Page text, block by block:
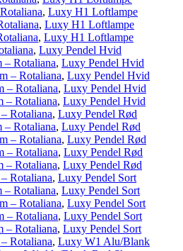
, Luxy H1 Loftlampe
, Luxy H1 Loftlampe
, Luxy H1 Loftlampe
, Luxy Pendel Hvid
Rotaliana, Luxy Pendel Hvid
– Rotaliana, Luxy Pendel Hvid
– Rotaliana, Luxy Pendel Hvid
– Rotaliana, Luxy Pendel Hvid
Rotaliana, Luxy Pendel Rød
Rotaliana, Luxy Pendel Rød
– Rotaliana, Luxy Pendel Rød
– Rotaliana, Luxy Pendel Rød
– Rotaliana, Luxy Pendel Rød
Rotaliana, Luxy Pendel Sort
Rotaliana, Luxy Pendel Sort
– Rotaliana, Luxy Pendel Sort
– Rotaliana, Luxy Pendel Sort
– Rotaliana, Luxy Pendel Sort
Rotaliana, Luxy W1 Alu/Blank